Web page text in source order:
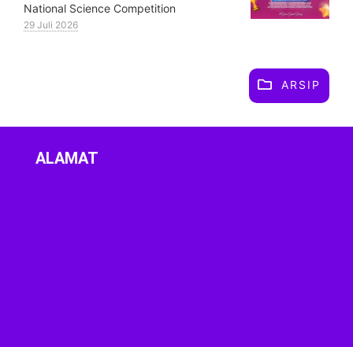
National Science Competition
29 Juli 2026
ARSIP
ALAMAT